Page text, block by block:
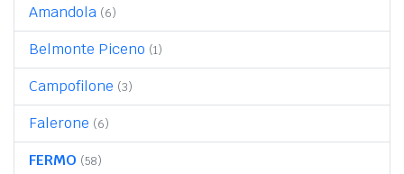
Amandola (6)
Belmonte Piceno (1)
Campofilone (3)
Falerone (6)
FERMO (58)